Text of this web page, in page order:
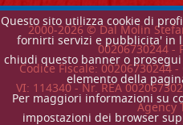
Questo sito utilizza cookie di
fornirti servizi e pubblicita' in
chiudi questo banner o
elemento della
Per maggiori informazioni su
impostazioni dei browser
2000-2026© Dal Molin
00206730244 -
Codice Fiscale: 00206730244
VI: 114340 - Nr. REA
Agency